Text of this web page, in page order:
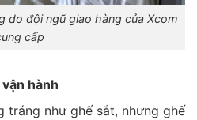
do đội ngũ giao hàng của Xcom
cấp
hành
tráng như ghế sắt, nhưng ghế